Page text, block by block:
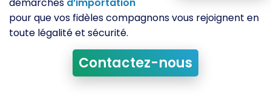
démarches d’importation
pour que vos fidèles compagnons vous rejoignent en
toute légalité et sécurité.
Contactez-nous